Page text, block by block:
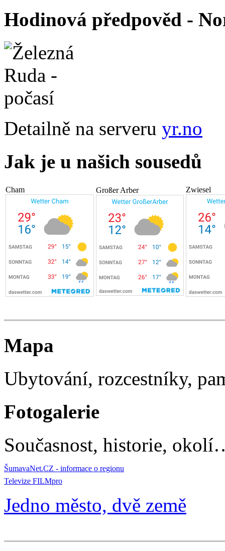
Hodinová předpověd -
Detailně na serveru yr.no
Jak je u našich sousedů
Cham Großer Arber Zwiesel
Mapa
Ubytování, rozcestníky,
Fotogalerie
Současnost, historie,
ŠumavaNet.CZ - informace o regionu
Televize FILMpro
Jedno město, dvě země